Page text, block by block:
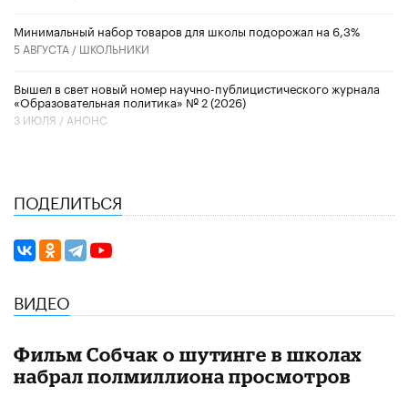
Минимальный набор товаров для школы подорожал на 6,3%
5 АВГУСТА / ШКОЛЬНИКИ
Вышел в свет новый номер научно-публицистического журнала
«Образовательная политика» № 2 (2026)
3 ИЮЛЯ / АНОНС
ПОДЕЛИТЬСЯ
ВИДЕО
Фильм Собчак о шутинге в школах
набрал полмиллиона просмотров